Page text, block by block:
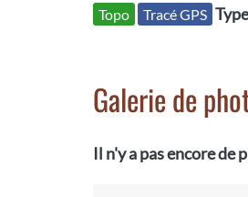
Topo Tracé GPS Type
Galerie de
Il n'y a pas encore de